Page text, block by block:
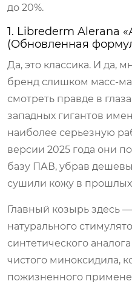
до 20%.
1. Librederm Alerana
(Обновленная
Да, это классика. И да,
бренд слишком масс-
смотреть правде в
западных гигантов
наиболее серьезную
версии 2025 года они
базу ПАВ, убрав
сушили кожу в прошлых
Главный козырь здесь
натурального
синтетического
чистого миноксидила,
пожизненного